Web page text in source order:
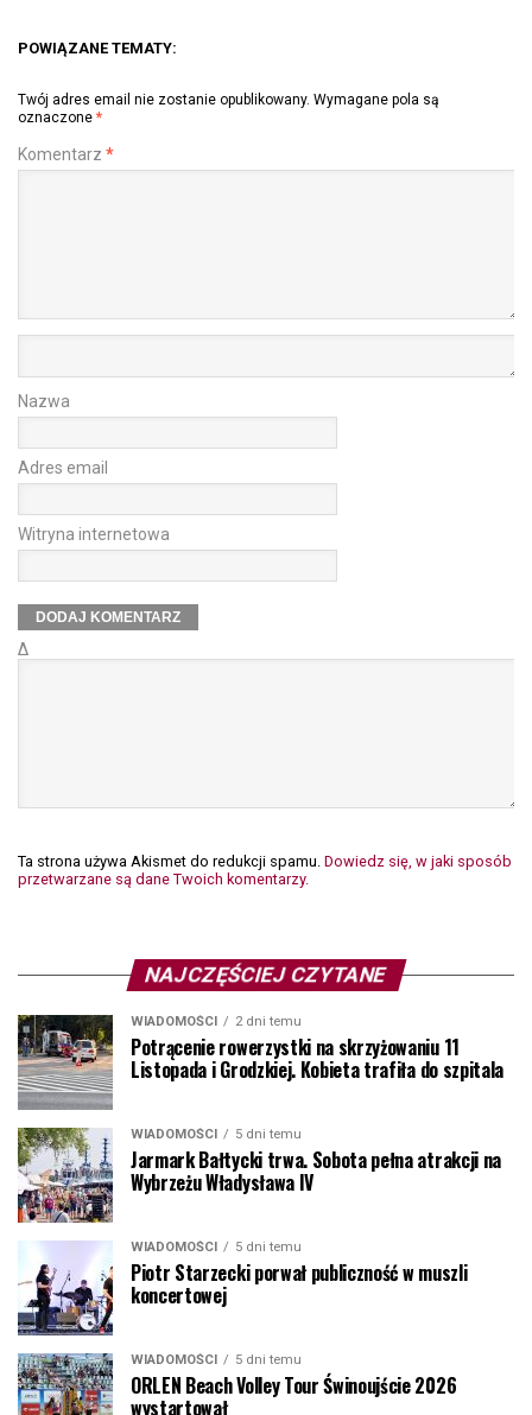
POWIĄZANE TEMATY:
Twój adres email nie zostanie opublikowany. Wymagane pola są
oznaczone *
Komentarz *
Nazwa
Adres email
Witryna internetowa
Δ
Ta strona używa Akismet do redukcji spamu. Dowiedz się, w jaki sposób
przetwarzane są dane Twoich komentarzy.
NAJCZĘŚCIEJ CZYTANE
WIADOMOŚCI 2 dni temu
Potrącenie rowerzystki na skrzyżowaniu 11
Listopada i Grodzkiej. Kobieta trafiła do szpitala
WIADOMOŚCI 5 dni temu
Jarmark Bałtycki trwa. Sobota pełna atrakcji na
Wybrzeżu Władysława IV
WIADOMOŚCI 5 dni temu
Piotr Starzecki porwał publiczność w muszli
koncertowej
WIADOMOŚCI 5 dni temu
ORLEN Beach Volley Tour Świnoujście 2026
wystartował